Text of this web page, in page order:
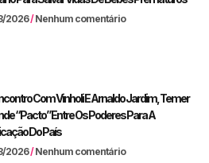
2026 Nenhum comentário
Com Vinholi E Arnaldo Jardim, Temer
“pacto” Entre Os Poderes Para A
Do País
2026 Nenhum comentário